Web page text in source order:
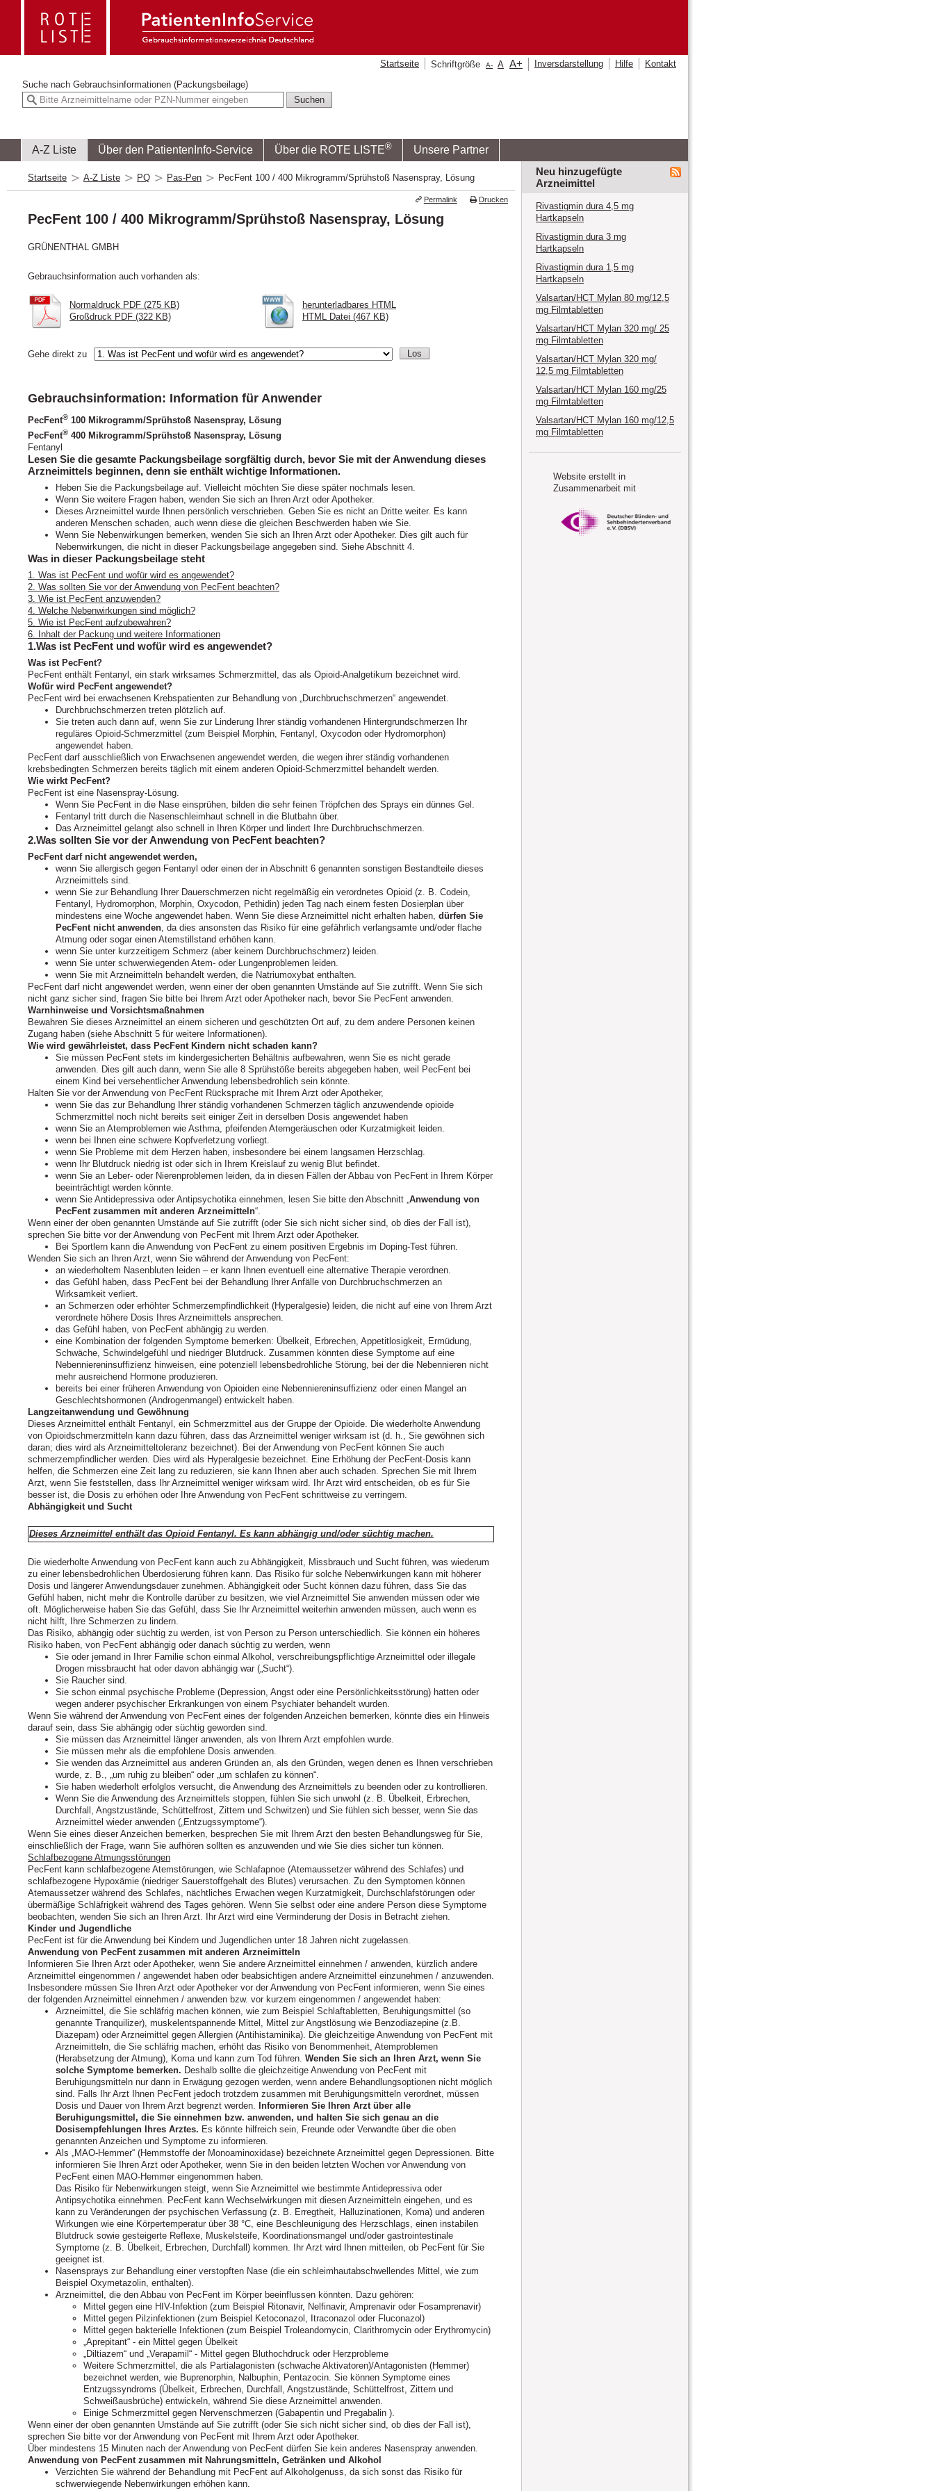
Suche nach Gebrauchsinformationen (Packungsbeilage)
A-Z Liste Über den PatientenInfo-Service Über die ROTE LISTE® Unsere Partner
Startseite Schriftgröße A- A A+ Inversdarstellung Hilfe Kontakt
Startseite A-Z Liste PQ Pas-Pen PecFent 100 / 400 Mikrogramm/Sprühstoß Nasenspray, Lösung
PecFent 100 / 400 Mikrogramm/Sprühstoß Nasenspray, Lösung
GRÜNENTHAL GMBH
Gebrauchsinformation auch vorhanden als:
Normaldruck PDF (275 KB)
Großdruck PDF (322 KB)
herunterladbares HTML
HTML Datei (467 KB)
Gehe direkt zu
Gebrauchsinformation: Information für Anwender
PecFent® 100 Mikrogramm/Sprühstoß Nasenspray, Lösung
PecFent® 400 Mikrogramm/Sprühstoß Nasenspray, Lösung
Fentanyl
Lesen Sie die gesamte Packungsbeilage sorgfältig durch, bevor Sie mit der Anwendung dieses
Arzneimittels beginnen, denn sie enthält wichtige Informationen.
Heben Sie die Packungsbeilage auf. Vielleicht möchten Sie diese später nochmals lesen.
Wenn Sie weitere Fragen haben, wenden Sie sich an Ihren Arzt oder Apotheker.
Dieses Arzneimittel wurde Ihnen persönlich verschrieben. Geben Sie es nicht an Dritte weiter. Es kann
anderen Menschen schaden, auch wenn diese die gleichen Beschwerden haben wie Sie.
Wenn Sie Nebenwirkungen bemerken, wenden Sie sich an Ihren Arzt oder Apotheker. Dies gilt auch für
Nebenwirkungen, die nicht in dieser Packungsbeilage angegeben sind. Siehe Abschnitt 4.
Was in dieser Packungsbeilage steht
1. Was ist PecFent und wofür wird es angewendet?
2. Was sollten Sie vor der Anwendung von PecFent beachten?
3. Wie ist PecFent anzuwenden?
4. Welche Nebenwirkungen sind möglich?
5. Wie ist PecFent aufzubewahren?
6. Inhalt der Packung und weitere Informationen
1.Was ist PecFent und wofür wird es angewendet?
Was ist PecFent?
PecFent enthält Fentanyl, ein stark wirksames Schmerzmittel, das als Opioid-Analgetikum bezeichnet wird.
Wofür wird PecFent angewendet?
PecFent wird bei erwachsenen Krebspatienten zur Behandlung von „Durchbruchschmerzen“ angewendet.
Durchbruchschmerzen treten plötzlich auf.
Sie treten auch dann auf, wenn Sie zur Linderung Ihrer ständig vorhandenen Hintergrundschmerzen Ihr
reguläres Opioid-Schmerzmittel (zum Beispiel Morphin, Fentanyl, Oxycodon oder Hydromorphon)
angewendet haben.
PecFent darf ausschließlich von Erwachsenen angewendet werden, die wegen ihrer ständig vorhandenen
krebsbedingten Schmerzen bereits täglich mit einem anderen Opioid-Schmerzmittel behandelt werden.
Wie wirkt PecFent?
PecFent ist eine Nasenspray-Lösung.
Wenn Sie PecFent in die Nase einsprühen, bilden die sehr feinen Tröpfchen des Sprays ein dünnes Gel.
Fentanyl tritt durch die Nasenschleimhaut schnell in die Blutbahn über.
Das Arzneimittel gelangt also schnell in Ihren Körper und lindert Ihre Durchbruchschmerzen.
2.Was sollten Sie vor der Anwendung von PecFent beachten?
PecFent darf nicht angewendet werden,
wenn Sie allergisch gegen Fentanyl oder einen der in Abschnitt 6 genannten sonstigen Bestandteile dieses
Arzneimittels sind.
wenn Sie zur Behandlung Ihrer Dauerschmerzen nicht regelmäßig ein verordnetes Opioid (z. B. Codein,
Fentanyl, Hydromorphon, Morphin, Oxycodon, Pethidin) jeden Tag nach einem festen Dosierplan über
mindestens eine Woche angewendet haben. Wenn Sie diese Arzneimittel nicht erhalten haben, dürfen Sie
PecFent nicht anwenden , da dies ansonsten das Risiko für eine gefährlich verlangsamte und/oder flache
Atmung oder sogar einen Atemstillstand erhöhen kann.
wenn Sie unter kurzzeitigem Schmerz (aber keinem Durchbruchschmerz) leiden.
wenn Sie unter schwerwiegenden Atem- oder Lungenproblemen leiden.
wenn Sie mit Arzneimitteln behandelt werden, die Natriumoxybat enthalten.
PecFent darf nicht angewendet werden, wenn einer der oben genannten Umstände auf Sie zutrifft. Wenn Sie sich
nicht ganz sicher sind, fragen Sie bitte bei Ihrem Arzt oder Apotheker nach, bevor Sie PecFent anwenden.
Warnhinweise und Vorsichtsmaßnahmen
Bewahren Sie dieses Arzneimittel an einem sicheren und geschützten Ort auf, zu dem andere Personen keinen
Zugang haben (siehe Abschnitt 5 für weitere Informationen).
Wie wird gewährleistet, dass PecFent Kindern nicht schaden kann?
Sie müssen PecFent stets im kindergesicherten Behältnis aufbewahren, wenn Sie es nicht gerade
anwenden. Dies gilt auch dann, wenn Sie alle 8 Sprühstöße bereits abgegeben haben, weil PecFent bei
einem Kind bei versehentlicher Anwendung lebensbedrohlich sein könnte.
Halten Sie vor der Anwendung von PecFent Rücksprache mit Ihrem Arzt oder Apotheker,
wenn Sie das zur Behandlung Ihrer ständig vorhandenen Schmerzen täglich anzuwendende opioide
Schmerzmittel noch nicht bereits seit einiger Zeit in derselben Dosis angewendet haben
wenn Sie an Atemproblemen wie Asthma, pfeifenden Atemgeräuschen oder Kurzatmigkeit leiden.
wenn bei Ihnen eine schwere Kopfverletzung vorliegt.
wenn Sie Probleme mit dem Herzen haben, insbesondere bei einem langsamen Herzschlag.
wenn Ihr Blutdruck niedrig ist oder sich in Ihrem Kreislauf zu wenig Blut befindet.
wenn Sie an Leber- oder Nierenproblemen leiden, da in diesen Fällen der Abbau von PecFent in Ihrem Körper
beeinträchtigt werden könnte.
wenn Sie Antidepressiva oder Antipsychotika einnehmen, lesen Sie bitte den Abschnitt „ Anwendung von
PecFent zusammen mit anderen Arzneimitteln“.
Wenn einer der oben genannten Umstände auf Sie zutrifft (oder Sie sich nicht sicher sind, ob dies der Fall ist),
sprechen Sie bitte vor der Anwendung von PecFent mit Ihrem Arzt oder Apotheker.
Bei Sportlern kann die Anwendung von PecFent zu einem positiven Ergebnis im Doping-Test führen.
Wenden Sie sich an Ihren Arzt, wenn Sie während der Anwendung von PecFent:
an wiederholtem Nasenbluten leiden – er kann Ihnen eventuell eine alternative Therapie verordnen.
das Gefühl haben, dass PecFent bei der Behandlung Ihrer Anfälle von Durchbruchschmerzen an
Wirksamkeit verliert.
an Schmerzen oder erhöhter Schmerzempfindlichkeit (Hyperalgesie) leiden, die nicht auf eine von Ihrem Arzt
verordnete höhere Dosis Ihres Arzneimittels ansprechen.
das Gefühl haben, von PecFent abhängig zu werden.
eine Kombination der folgenden Symptome bemerken: Übelkeit, Erbrechen, Appetitlosigkeit, Ermüdung,
Schwäche, Schwindelgefühl und niedriger Blutdruck. Zusammen könnten diese Symptome auf eine
Nebenniereninsuffizienz hinweisen, eine potenziell lebensbedrohliche Störung, bei der die Nebennieren nicht
mehr ausreichend Hormone produzieren.
bereits bei einer früheren Anwendung von Opioiden eine Nebenniereninsuffizienz oder einen Mangel an
Geschlechtshormonen (Androgenmangel) entwickelt haben.
Langzeitanwendung und Gewöhnung
Dieses Arzneimittel enthält Fentanyl, ein Schmerzmittel aus der Gruppe der Opioide. Die wiederholte Anwendung
von Opioidschmerzmitteln kann dazu führen, dass das Arzneimittel weniger wirksam ist (d. h., Sie gewöhnen sich
daran; dies wird als Arzneimitteltoleranz bezeichnet). Bei der Anwendung von PecFent können Sie auch
schmerzempfindlicher werden. Dies wird als Hyperalgesie bezeichnet. Eine Erhöhung der PecFent-Dosis kann
helfen, die Schmerzen eine Zeit lang zu reduzieren, sie kann Ihnen aber auch schaden. Sprechen Sie mit Ihrem
Arzt, wenn Sie feststellen, dass Ihr Arzneimittel weniger wirksam wird. Ihr Arzt wird entscheiden, ob es für Sie
besser ist, die Dosis zu erhöhen oder Ihre Anwendung von PecFent schrittweise zu verringern.
Abhängigkeit und Sucht
Dieses Arzneimittel enthält das Opioid Fentanyl. Es kann abhängig und/oder süchtig machen.
Die wiederholte Anwendung von PecFent kann auch zu Abhängigkeit, Missbrauch und Sucht führen, was wiederum
zu einer lebensbedrohlichen Überdosierung führen kann. Das Risiko für solche Nebenwirkungen kann mit höherer
Dosis und längerer Anwendungsdauer zunehmen. Abhängigkeit oder Sucht können dazu führen, dass Sie das
Gefühl haben, nicht mehr die Kontrolle darüber zu besitzen, wie viel Arzneimittel Sie anwenden müssen oder wie
oft. Möglicherweise haben Sie das Gefühl, dass Sie Ihr Arzneimittel weiterhin anwenden müssen, auch wenn es
nicht hilft, Ihre Schmerzen zu lindern.
Das Risiko, abhängig oder süchtig zu werden, ist von Person zu Person unterschiedlich. Sie können ein höheres
Risiko haben, von PecFent abhängig oder danach süchtig zu werden, wenn
Sie oder jemand in Ihrer Familie schon einmal Alkohol, verschreibungspflichtige Arzneimittel oder illegale
Drogen missbraucht hat oder davon abhängig war („Sucht“).
Sie Raucher sind.
Sie schon einmal psychische Probleme (Depression, Angst oder eine Persönlichkeitsstörung) hatten oder
wegen anderer psychischer Erkrankungen von einem Psychiater behandelt wurden.
Wenn Sie während der Anwendung von PecFent eines der folgenden Anzeichen bemerken, könnte dies ein Hinweis
darauf sein, dass Sie abhängig oder süchtig geworden sind.
Sie müssen das Arzneimittel länger anwenden, als von Ihrem Arzt empfohlen wurde.
Sie müssen mehr als die empfohlene Dosis anwenden.
Sie wenden das Arzneimittel aus anderen Gründen an, als den Gründen, wegen denen es Ihnen verschrieben
wurde, z. B., „um ruhig zu bleiben“ oder „um schlafen zu können“.
Sie haben wiederholt erfolglos versucht, die Anwendung des Arzneimittels zu beenden oder zu kontrollieren.
Wenn Sie die Anwendung des Arzneimittels stoppen, fühlen Sie sich unwohl (z. B. Übelkeit, Erbrechen,
Durchfall, Angstzustände, Schüttelfrost, Zittern und Schwitzen) und Sie fühlen sich besser, wenn Sie das
Arzneimittel wieder anwenden („Entzugssymptome“).
Wenn Sie eines dieser Anzeichen bemerken, besprechen Sie mit Ihrem Arzt den besten Behandlungsweg für Sie,
einschließlich der Frage, wann Sie aufhören sollten es anzuwenden und wie Sie dies sicher tun können.
Schlafbezogene Atmungsstörungen
PecFent kann schlafbezogene Atemstörungen, wie Schlafapnoe (Atemaussetzer während des Schlafes) und
schlafbezogene Hypoxämie (niedriger Sauerstoffgehalt des Blutes) verursachen. Zu den Symptomen können
Atemaussetzer während des Schlafes, nächtliches Erwachen wegen Kurzatmigkeit, Durchschlafstörungen oder
übermäßige Schläfrigkeit während des Tages gehören. Wenn Sie selbst oder eine andere Person diese Symptome
beobachten, wenden Sie sich an Ihren Arzt. Ihr Arzt wird eine Verminderung der Dosis in Betracht ziehen.
Kinder und Jugendliche
PecFent ist für die Anwendung bei Kindern und Jugendlichen unter 18 Jahren nicht zugelassen.
Anwendung von PecFent zusammen mit anderen Arzneimitteln
Informieren Sie Ihren Arzt oder Apotheker, wenn Sie andere Arzneimittel einnehmen / anwenden, kürzlich andere
Arzneimittel eingenommen / angewendet haben oder beabsichtigen andere Arzneimittel einzunehmen / anzuwenden.
Insbesondere müssen Sie Ihren Arzt oder Apotheker vor der Anwendung von PecFent informieren, wenn Sie eines
der folgenden Arzneimittel einnehmen / anwenden bzw. vor kurzem eingenommen / angewendet haben:
Arzneimittel, die Sie schläfrig machen können, wie zum Beispiel Schlaftabletten, Beruhigungsmittel (so
genannte Tranquilizer), muskelentspannende Mittel, Mittel zur Angstlösung wie Benzodiazepine (z.B.
Diazepam) oder Arzneimittel gegen Allergien (Antihistaminika). Die gleichzeitige Anwendung von PecFent mit
Arzneimitteln, die Sie schläfrig machen, erhöht das Risiko von Benommenheit, Atemproblemen
(Herabsetzung der Atmung), Koma und kann zum Tod führen. Wenden Sie sich an Ihren Arzt, wenn Sie
solche Symptome bemerken. Deshalb sollte die gleichzeitige Anwendung von PecFent mit
Beruhigungsmitteln nur dann in Erwägung gezogen werden, wenn andere Behandlungsoptionen nicht möglich
sind. Falls Ihr Arzt Ihnen PecFent jedoch trotzdem zusammen mit Beruhigungsmitteln verordnet, müssen
Dosis und Dauer von Ihrem Arzt begrenzt werden. Informieren Sie Ihren Arzt über alle
Beruhigungsmittel, die Sie einnehmen bzw. anwenden, und halten Sie sich genau an die
Dosisempfehlungen Ihres Arztes. Es könnte hilfreich sein, Freunde oder Verwandte über die oben
genannten Anzeichen und Symptome zu informieren.
Als „MAO-Hemmer“ (Hemmstoffe der Monoaminoxidase) bezeichnete Arzneimittel gegen Depressionen. Bitte
informieren Sie Ihren Arzt oder Apotheker, wenn Sie in den beiden letzten Wochen vor Anwendung von
PecFent einen MAO-Hemmer eingenommen haben.
Das Risiko für Nebenwirkungen steigt, wenn Sie Arzneimittel wie bestimmte Antidepressiva oder
Antipsychotika einnehmen. PecFent kann Wechselwirkungen mit diesen Arzneimitteln eingehen, und es
kann zu Veränderungen der psychischen Verfassung (z. B. Erregtheit, Halluzinationen, Koma) und anderen
Wirkungen wie eine Körpertemperatur über 38 °C, eine Beschleunigung des Herzschlags, einen instabilen
Blutdruck sowie gesteigerte Reflexe, Muskelsteife, Koordinationsmangel und/oder gastrointestinale
Symptome (z. B. Übelkeit, Erbrechen, Durchfall) kommen. Ihr Arzt wird Ihnen mitteilen, ob PecFent für Sie
geeignet ist.
Nasensprays zur Behandlung einer verstopften Nase (die ein schleimhautabschwellendes Mittel, wie zum
Beispiel Oxymetazolin, enthalten).
Arzneimittel, die den Abbau von PecFent im Körper beeinflussen könnten. Dazu gehören:
Mittel gegen eine HIV-Infektion (zum Beispiel Ritonavir, Nelfinavir, Amprenavir oder Fosamprenavir)
Mittel gegen Pilzinfektionen (zum Beispiel Ketoconazol, Itraconazol oder Fluconazol)
Mittel gegen bakterielle Infektionen (zum Beispiel Troleandomycin, Clarithromycin oder Erythromycin)
„Aprepitant“ - ein Mittel gegen Übelkeit
„Diltiazem“ und „Verapamil“ - Mittel gegen Bluthochdruck oder Herzprobleme
Weitere Schmerzmittel, die als Partialagonisten (schwache Aktivatoren)/Antagonisten (Hemmer)
bezeichnet werden, wie Buprenorphin, Nalbuphin, Pentazocin. Sie können Symptome eines
Entzugssyndroms (Übelkeit, Erbrechen, Durchfall, Angstzustände, Schüttelfrost, Zittern und
Schweißausbrüche) entwickeln, während Sie diese Arzneimittel anwenden.
Einige Schmerzmittel gegen Nervenschmerzen (Gabapentin und Pregabalin ).
Wenn einer der oben genannten Umstände auf Sie zutrifft (oder Sie sich nicht sicher sind, ob dies der Fall ist),
sprechen Sie bitte vor der Anwendung von PecFent mit Ihrem Arzt oder Apotheker.
Über mindestens 15 Minuten nach der Anwendung von PecFent dürfen Sie kein anderes Nasenspray anwenden.
Anwendung von PecFent zusammen mit Nahrungsmitteln, Getränken und Alkohol
Verzichten Sie während der Behandlung mit PecFent auf Alkoholgenuss, da sich sonst das Risiko für
schwerwiegende Nebenwirkungen erhöhen kann.
Permalink Drucken
Neu hinzugefügte
Arzneimittel
Rivastigmin dura 4,5 mg
Hartkapseln
Rivastigmin dura 3 mg
Hartkapseln
Rivastigmin dura 1,5 mg
Hartkapseln
Valsartan/HCT Mylan 80 mg/12,5
mg Filmtabletten
Valsartan/HCT Mylan 320 mg/ 25
mg Filmtabletten
Valsartan/HCT Mylan 320 mg/
12,5 mg Filmtabletten
Valsartan/HCT Mylan 160 mg/25
mg Filmtabletten
Valsartan/HCT Mylan 160 mg/12,5
mg Filmtabletten
Website erstellt in
Zusammenarbeit mit